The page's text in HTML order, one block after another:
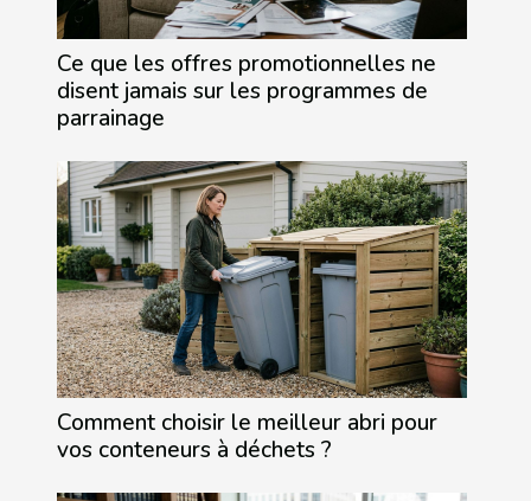
Ce que les offres promotionnelles ne
disent jamais sur les programmes de
parrainage
Comment choisir le meilleur abri pour
vos conteneurs à déchets ?